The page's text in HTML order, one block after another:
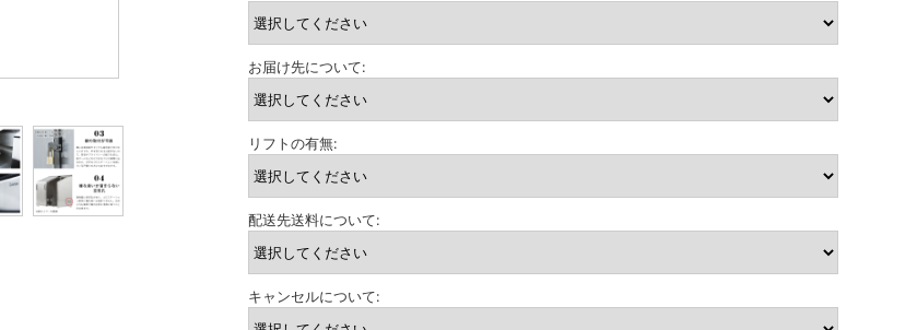
お届け先について:
リフトの有無:
配送先送料について:
キャンセルについて: